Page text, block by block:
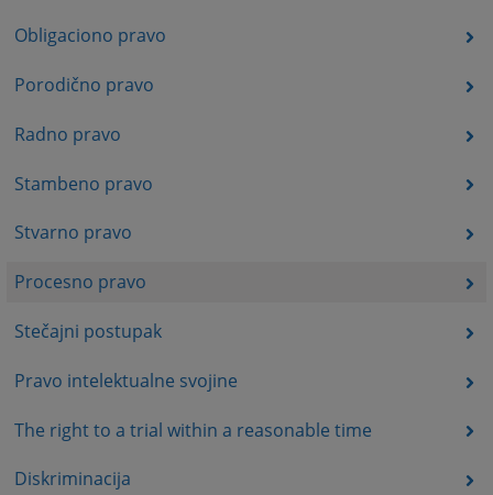
Obligaciono pravo
Porodično pravo
Radno pravo
Stambeno pravo
Stvarno pravo
Procesno pravo
Stečajni postupak
Pravo intelektualne svojine
The right to a trial within a reasonable time
Diskriminacija